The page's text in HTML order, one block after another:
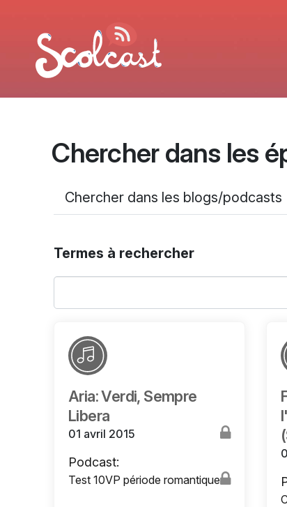
Chercher dans les
Onglets
Chercher dans les blogs/podcasts
Termes à rechercher
Aria: Verdi, Sempre
Libera
01 avril 2015
Podcast:
Test 10VP période romantique